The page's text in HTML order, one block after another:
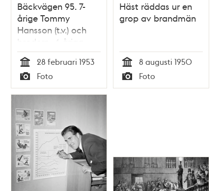
Bäckvägen 95. 7-
årige Tommy
Hansson (t.v.) och
brodern, 4-åriga
Lars-Börje (t.h.) får
besök av 7-årige
Bengt Stål. Tidigare
under dagen hade
isvak och fått hjälp
av sina kompisar
Tid
28 februari 1953
Typ
Foto
Häst räddas ur en
grop av brandmän
Tid
8 augusti 1950
Typ
Foto